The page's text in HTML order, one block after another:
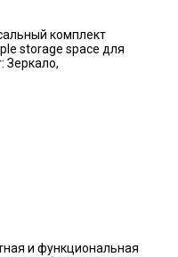
комплект
storage space для
Зеркало,
и функциональная